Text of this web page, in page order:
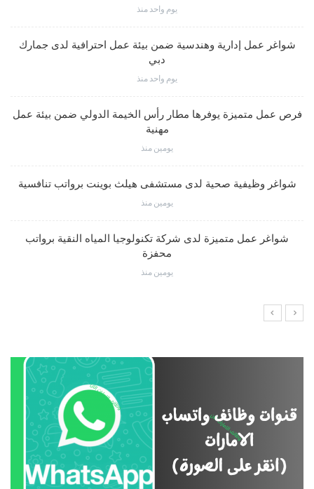
يوم واحد منذ
شواغر عمل إدارية وهندسية ضمن بيئة عمل احترافية لدى جمارك
دبي
يوم واحد منذ
فرص عمل متميزة يوفرها مطار رأس الخيمة الدولي ضمن بيئة عمل
مهنية
يومين منذ
شواغر وظيفية صحية لدى مستشفى هيلث بوينت برواتب تنافسية
يومين منذ
شواغر عمل متميزة لدى شركة تكنولوجيا المياه النقية برواتب
محفزة
يومين منذ